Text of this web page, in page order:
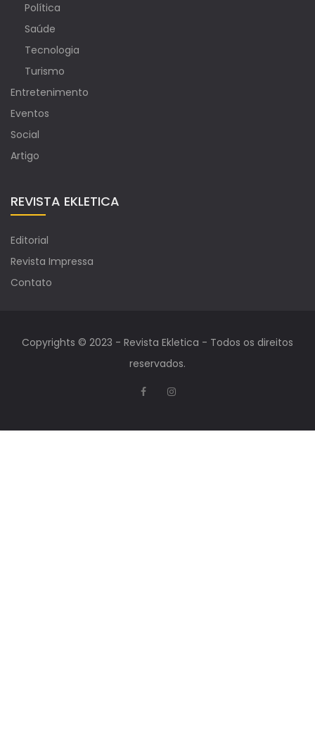
Política
Saúde
Tecnologia
Turismo
Entretenimento
Eventos
Social
Artigo
REVISTA EKLETICA
Editorial
Revista Impressa
Contato
Copyrights © 2023 - Revista Ekletica - Todos os direitos
reservados.